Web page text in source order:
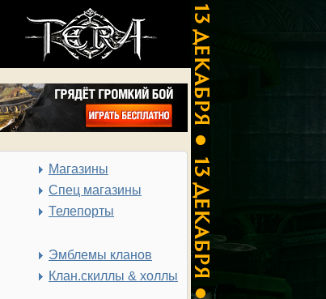
Магазины
Спец магазины
Телепорты
Эмблемы кланов
Клан.скиллы & холлы